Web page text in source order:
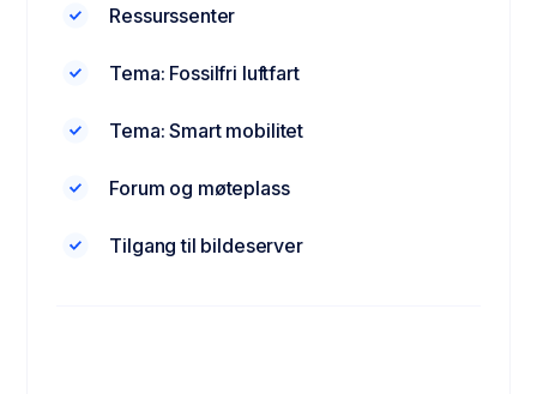
Ressurssenter
Tema: Fossilfri luftfart
Tema: Smart mobilitet
Forum og møteplass
Tilgang til bildeserver